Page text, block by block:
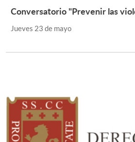
Conversatorio "Prevenir las
Jueves 23 de mayo